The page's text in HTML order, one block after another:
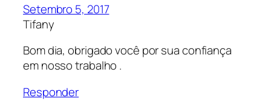
Setembro 5, 2017
Tifany
Bom dia, obrigado você por sua confiança
em nosso trabalho .
Responder